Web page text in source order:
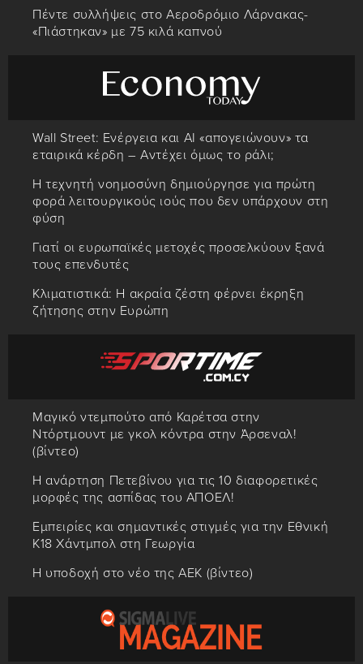
Πέντε συλλήψεις στο Αεροδρόμιο Λάρνακας-
«Πιάστηκαν» με 75 κιλά καπνού
Wall Street: Ενέργεια και AI «απογειώνουν» τα
εταιρικά κέρδη – Αντέχει όμως το ράλι;
Η τεχνητή νοημοσύνη δημιούργησε για πρώτη
φορά λειτουργικούς ιούς που δεν υπάρχουν στη
φύση
Γιατί οι ευρωπαϊκές μετοχές προσελκύουν ξανά
τους επενδυτές
Κλιματιστικά: Η ακραία ζέστη φέρνει έκρηξη
ζήτησης στην Ευρώπη
Μαγικό ντεμπούτο από Καρέτσα στην
Ντόρτμουντ με γκολ κόντρα στην Άρσεναλ!
(βίντεο)
Η ανάρτηση Πετεβίνου για τις 10 διαφορετικές
μορφές της ασπίδας του ΑΠΟΕΛ!
Εμπειρίες και σημαντικές στιγμές για την Εθνική
Κ18 Χάντμπολ στη Γεωργία
Η υποδοχή στο νέο της ΑΕΚ (βίντεο)